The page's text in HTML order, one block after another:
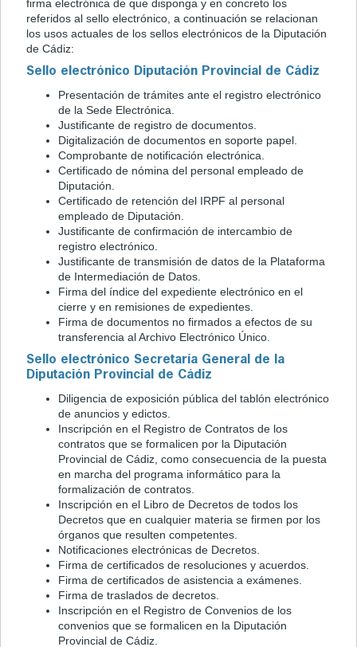
firma electrónica de que disponga y en concreto los
referidos al sello electrónico, a continuación se relacionan
los usos actuales de los sellos electrónicos de la Diputación
de Cádiz:
Sello electrónico Diputación Provincial de Cádiz
Presentación de trámites ante el registro electrónico
de la Sede Electrónica.
Justificante de registro de documentos.
Digitalización de documentos en soporte papel.
Comprobante de notificación electrónica.
Certificado de nómina del personal empleado de
Diputación.
Certificado de retención del IRPF al personal
empleado de Diputación.
Justificante de confirmación de intercambio de
registro electrónico.
Justificante de transmisión de datos de la Plataforma
de Intermediación de Datos.
Firma del índice del expediente electrónico en el
cierre y en remisiones de expedientes.
Firma de documentos no firmados a efectos de su
transferencia al Archivo Electrónico Único.
Sello electrónico Secretaría General de la
Diputación Provincial de Cádiz
Diligencia de exposición pública del tablón electrónico
de anuncios y edictos.
Inscripción en el Registro de Contratos de los
contratos que se formalicen por la Diputación
Provincial de Cádiz, como consecuencia de la puesta
en marcha del programa informático para la
formalización de contratos.
Inscripción en el Libro de Decretos de todos los
Decretos que en cualquier materia se firmen por los
órganos que resulten competentes.
Notificaciones electrónicas de Decretos.
Firma de certificados de resoluciones y acuerdos.
Firma de certificados de asistencia a exámenes.
Firma de traslados de decretos.
Inscripción en el Registro de Convenios de los
convenios que se formalicen en la Diputación
Provincial de Cádiz.